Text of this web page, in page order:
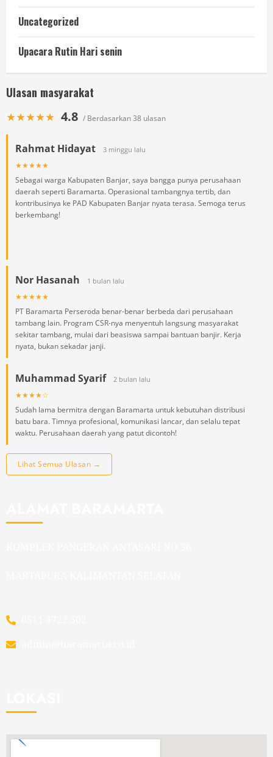
Uncategorized
Upacara Rutin Hari senin
Ulasan masyarakat
★★★★★ 4.8 / Berdasarkan 38 ulasan
Rahmat Hidayat 3 minggu lalu
★★★★★
Sebagai warga Kabupaten Banjar, saya bangga punya perusahaan
daerah seperti Baramarta. Operasional tambangnya tertib, dan
kontribusinya ke PAD Kabupaten Banjar nyata terasa. Semoga terus
berkembang!
Nor Hasanah 1 bulan lalu
★★★★★
PT Baramarta Perseroda benar-benar berbeda dari perusahaan
tambang lain. Program CSR-nya menyentuh langsung masyarakat
sekitar tambang, mulai dari beasiswa sampai bantuan banjir. Kerja
nyata, bukan sekadar janji.
Muhammad Syarif 2 bulan lalu
★★★★☆
Sudah lama bermitra dengan Baramarta untuk kebutuhan distribusi
batu bara. Timnya profesional, komunikasi lancar, dan selalu tepat
waktu. Perusahaan daerah yang patut dicontoh!
Lihat Semua Ulasan →